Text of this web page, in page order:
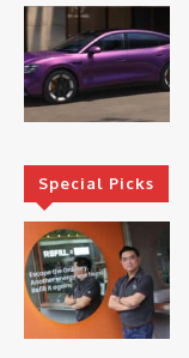
Special Picks